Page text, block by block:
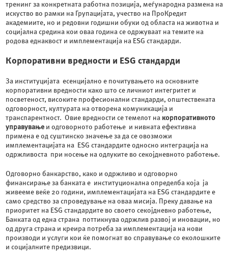
тренинг за конкретната работна позиција, меѓународна размена на
искуство во рамки на Групацијата, учество на ПроКредит
академиите, но и редовни годишни обуки од областа на животна и
социјална средина кои оваа година се одржуваат на темите на
родова еднаквост и имплементација на ESG стандарди.
Корпоративни вредности и ESG стандарди
За институцијата есенцијално е почитувањето на основните
корпоративни вредности како што се личниот интегритет и
посветеност, високите професионални стандарди, општествената
одговорност, културата на отворена комуникација и
транспарентност. Овие вредности се темелот на корпоративното
управувањеи одговорното работење и нивната ефективна
примена е од суштинско значење за да се овозможи
имплементацијата на ESG стандардите односно интеграција на
одржливоста при носење на одлуките во секојдневното работење.
Одговорно банкарство, како и одржливо и одговорно
финансирање за банката е институционална определба која ја
живееме веќе 20 години, имплементацијата на ESG стандардите е
само средство за спроведување на оваа мисија. Преку давање на
приоритет на ESG стандардите во своето секојдневно работење,
Банката од една страна поттикнува одржлив развој и иновации, но
од друга страна и креира потреба за имплементација на нови
производи и услуги кои ќе помогнат во справување со еколошките
и социјалните предизвици.